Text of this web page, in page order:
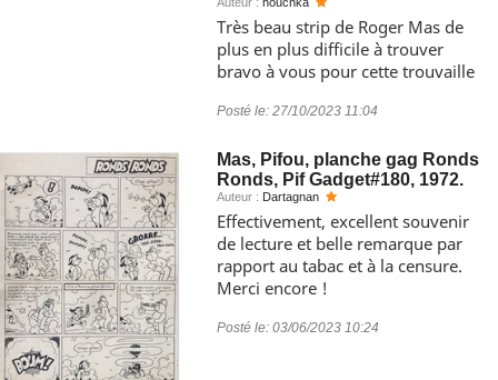
Très beau strip de Roger Mas de
plus en plus difficile à trouver
bravo à vous pour cette trouvaille
Posté le: 27/10/2023 11:04
Mas, Pifou, planche gag Ronds
Ronds, Pif Gadget#180, 1972.
Auteur : Dartagnan
Effectivement, excellent souvenir
de lecture et belle remarque par
rapport au tabac et à la censure.
Merci encore !
Posté le: 03/06/2023 10:24